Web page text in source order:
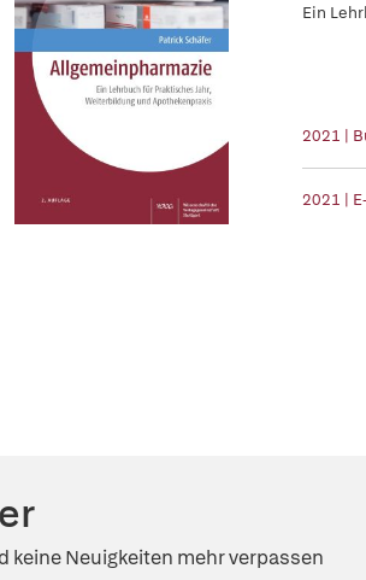
Ein
2021 |
2021 |
keine Neuigkeiten mehr verpassen